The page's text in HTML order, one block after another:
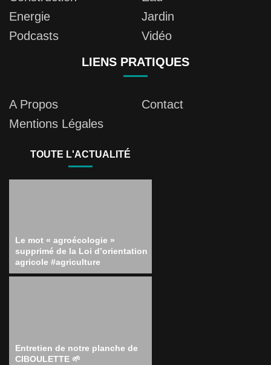
Energie
Jardin
Podcasts
Vidéo
LIENS PRATIQUES
A Propos
Contact
Mentions Légales
TOUTE L'ACTUALITÉ
Le mot « agroécologie »
supprimé de la Loi d’orientation
agricole #agriculture
Entretien de notre planche de
CIBOULETTE 🌱